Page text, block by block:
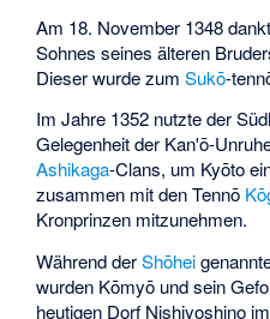
Am 18. November 1348
Sohnes seines älteren
Dieser wurde zumSukō-
Im Jahre 1352 nutzte der
Gelegenheit der Kan'ō-
Ashikaga-Clans, um Kyōto
zusammen mit den Tennō
Kronprinzen mitzunehmen.
Während derShōhei
wurden Kōmyō und sein
heutigen Dorf Nishiyoshino im